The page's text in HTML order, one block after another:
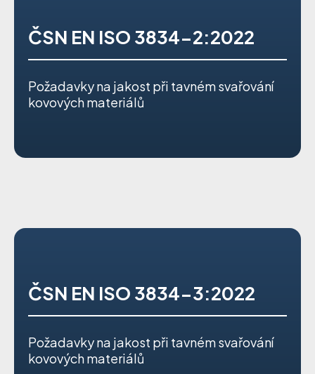
ČSN EN ISO 3834-2:2022
Požadavky na jakost při tavném svařování
kovových materiálů
ČSN EN ISO 3834-3:2022
Požadavky na jakost při tavném svařování
kovových materiálů